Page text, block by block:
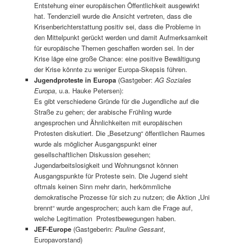
Entstehung einer europäischen Öffentlichkeit ausgewirkt
hat. Tendenziell wurde die Ansicht vertreten, dass die
Krisenberichterstattung positiv sei, dass die Probleme in
den Mittelpunkt gerückt werden und damit Aufmerksamkeit
für europäische Themen geschaffen worden sei. In der
Krise läge eine große Chance: eine positive Bewältigung
der Krise könnte zu weniger Europa-Skepsis führen.
Jugendproteste in Europa(Gastgeber:AG Soziales
Europa, u.a. Hauke Petersen):
Es gibt verschiedene Gründe für die Jugendliche auf die
Straße zu gehen; der arabische Frühling wurde
angesprochen und Ähnlichkeiten mit europäischen
Protesten diskutiert. Die „Besetzung“ öffentlichen Raumes
wurde als möglicher Ausgangspunkt einer
gesellschaftlichen Diskussion gesehen;
Jugendarbeitslosigkeit und Wohnungsnot können
Ausgangspunkte für Proteste sein. Die Jugend sieht
oftmals keinen Sinn mehr darin, herkömmliche
demokratische Prozesse für sich zu nutzen; die Aktion „Uni
brennt“ wurde angesprochen; auch kam die Frage auf,
welche Legitimation Protestbewegungen haben.
JEF-Europe(Gastgeberin: Pauline Gessant,
Europavorstand)